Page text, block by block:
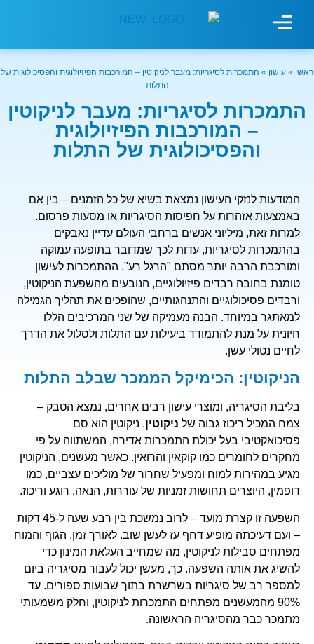
ראשי » עישון » התמכרות לסיגריות: מעבר לניקוטין – המורכבות הפיזיולוגית והפסיכולוגית של
התלות
התמכרות לסיגריות: מעבר לניקוטין
– המורכבות הפיזיולוגית
והפסיכולוגית של התלות
המודעות לנזקי העישון נמצאת בשיא של כל הזמנים – בין אם
באמצעות אזהרות על חפיסות הסיגריות או מסעות פרסום.
למרות זאת, מיליוני אנשים ברחבי העולם עדיין נאבקים
בהתמכרות לסיגריות, עדות לכך שמדובר בתופעה עמוקה
ומורכבת הרבה יותר מסתם "הרגל רע". ההתמכרות לעישון
טומנת בחובה רבדים פיזיולוגיים, הנובעים מהשפעת הניקוטין,
ורבדים פסיכולוגיים והתנהגותיים, שהופכים את תהליך הגמילה
למאתגר במיוחד. הבנה מעמיקה של שני המרכיבים הללו
חיונית על מנת להתמודד ביעילות עם התלות ולסלול את הדרך
לחיים נטולי עשן.
הניקוטין: הכימיקל הממכר שבלב התלות
בליבת הסיגריה, ומוצרי עישון רבים אחרים, נמצא הטבק –
צמח המכיל ריכוז גבוה של ניקוטין. ניקוטין הוא סם
פסיכואקטיבי בעל יכולת התמכרות אדירה, המשתווה על פי
מחקרים לחומרים כמו קוקאין והרואין. כאשר מעשנים, הניקוטין
מגיע במהירות למוח ומפעיל שחרור של מוליכים עצביים, כמו
דופמין, היוצרים תחושות זמניות של עוררות, הנאה, רוגע וריכוז.
השפעה זו קצרת מועד – לרוב נמשכת בין רבע שעה ל-45 דקות
– ועם דעיכתה מופיע דחף עז לעשן שוב. לאורך זמן, הגוף והמוח
מפתחים סבילות לניקוטין, מה שמחייב העלאת המינון כדי
להשיג את אותה השפעה. כך, מעשן יכול לעבור מסיגריה ביום
למספר רב של סיגריות בשרשרת בתוך שבועות ספורים. עד
90% מהמעשנים מפתחים התמכרות לניקוטין, וחלק משמעותי
מתמכר כבר מהסיגריה הראשונה.